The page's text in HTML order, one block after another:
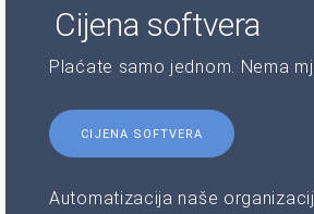
Cijena softvera
Plaćate samo jednom. Nema
CIJENA SOFTVERA
Automatizacija naše